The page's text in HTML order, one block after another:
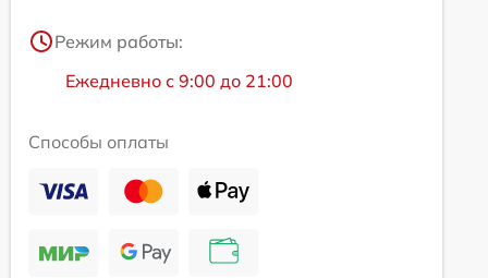
Режим работы:
Ежедневно с 9:00 до 21:00
Способы оплаты